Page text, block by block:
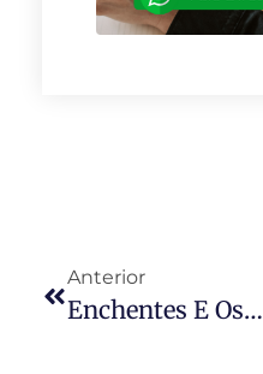
Anterior
Enchentes E Os Direitos Dos Condomínios E Moradores